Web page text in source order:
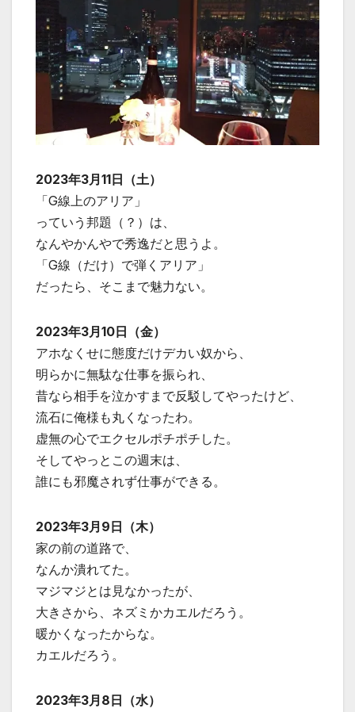
2023年3月11日（土）
「G線上のアリア」
っていう邦題（？）は、
なんやかんやで秀逸だと思うよ。
「G線（だけ）で弾くアリア」
だったら、そこまで魅力ない。
2023年3月10日（金）
アホなくせに態度だけデカい奴から、
明らかに無駄な仕事を振られ、
昔なら相手を泣かすまで反駁してやったけど、
流石に俺様も丸くなったわ。
虚無の心でエクセルポチポチした。
そしてやっとこの週末は、
誰にも邪魔されず仕事ができる。
2023年3月9日（木）
家の前の道路で、
なんか潰れてた。
マジマジとは見なかったが、
大きさから、ネズミかカエルだろう。
暖かくなったからな。
カエルだろう。
2023年3月8日（水）